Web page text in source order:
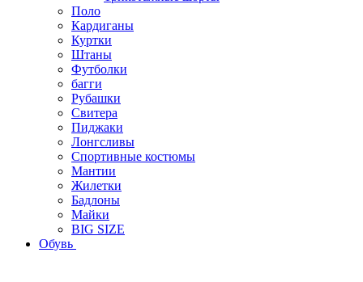
Поло
Кардиганы
Куртки
Штаны
Футболки
багги
Рубашки
Свитера
Пиджаки
Лонгсливы
Спортивные костюмы
Мантии
Жилетки
Бадлоны
Майки
BIG SIZE
Обувь